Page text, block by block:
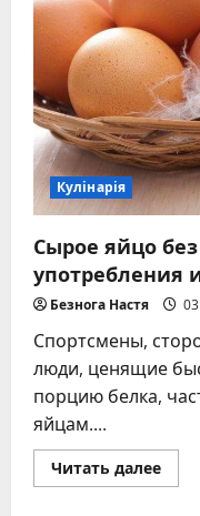
без
Кулінарія
Сырое яйцо
употребления
Безнога Настя
Спортсмены,
люди, ценящие
порцию белка,
яйцам....
Читать далее